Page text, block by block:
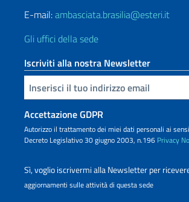
E-mail:ambasciata.brasilia@esteri.it
Gli uffici della sede
Iscriviti alla nostra Newsletter
Inserisci la tua email
Accettazione GDPR
Autorizzo il trattamento dei miei dati personali ai
Decreto Legislativo 30 giugno 2003, n.196 Privacy
Sì, voglio iscrivermi alla Newsletter per
aggiornamenti sulle attività di questa sede